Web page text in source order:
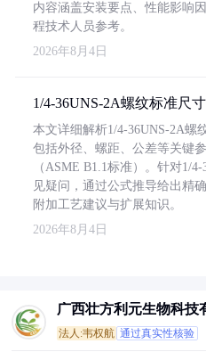
内容涵盖安装要点、性能影响
程技术人员参考。
2026年8月4日
1/4-36UNS-2A螺纹标准尺寸
本文详细解析1/4-36UNS-2A螺
包括外径、螺距、公差等关键
（ASME B1.1标准）。针对1/
见疑问，通过公式推导给出精
附加工艺建议与扩展知识。
2026年8月4日
广西壮方利元生物科技
法人:韦权航 通过真实性核验